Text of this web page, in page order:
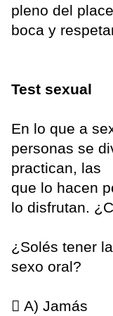
pleno del
boca y
Test sexual
En lo que a
personas se
practican, las
que lo hacen
lo disfrutan.
¿Solés tener
sexo oral?
 A) Jamás